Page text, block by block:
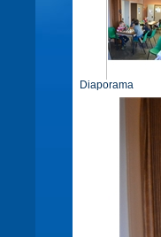
Diaporama